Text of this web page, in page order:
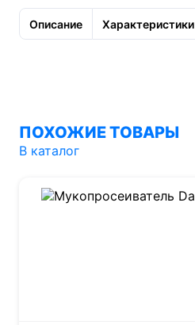
Описание Характеристики
ПОХОЖИЕ ТОВАРЫ
В каталог